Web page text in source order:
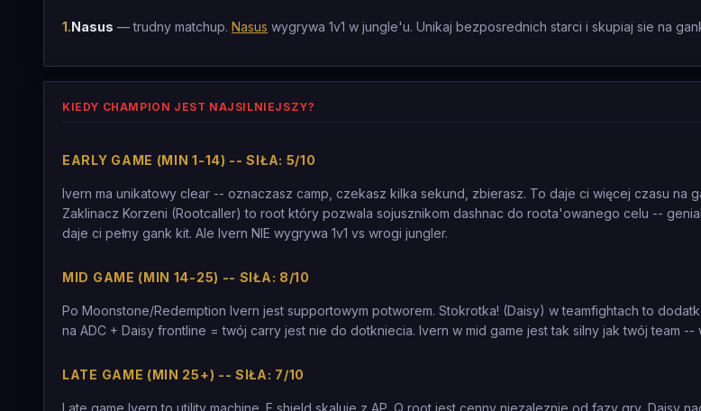
1.Nasus — trudny matchup. Nasus wygrywa 1v1 w jungle'u. Unikaj bezposrednich starci i skupiaj sie na
KIEDY CHAMPION JEST NAJSILNIEJSZY?
EARLY GAME (MIN 1-14) -- SIŁA: 5/10
Ivern ma unikatowy clear -- oznaczasz camp, czekasz kilka sekund, zbierasz. To daje ci więcej czasu na
Zaklinacz Korzeni (Rootcaller) to root który pozwala sojusznikom dashnac do roota'owanego celu --
daje ci pełny gank kit. Ale Ivern NIE wygrywa 1v1 vs wrogi jungler.
MID GAME (MIN 14-25) -- SIŁA: 8/10
Po Moonstone/Redemption Ivern jest supportowym potworem. Stokrotka! (Daisy) w teamfightach to
na ADC + Daisy frontline = twój carry jest nie do dotkniecia. Ivern w mid game jest tak silny jak twój team --
LATE GAME (MIN 25+) -- SIŁA: 7/10
Late game Ivern to utility machine. E shield skaluje z AP, Q root jest cenny niezaleznie od fazy gry, Daisy